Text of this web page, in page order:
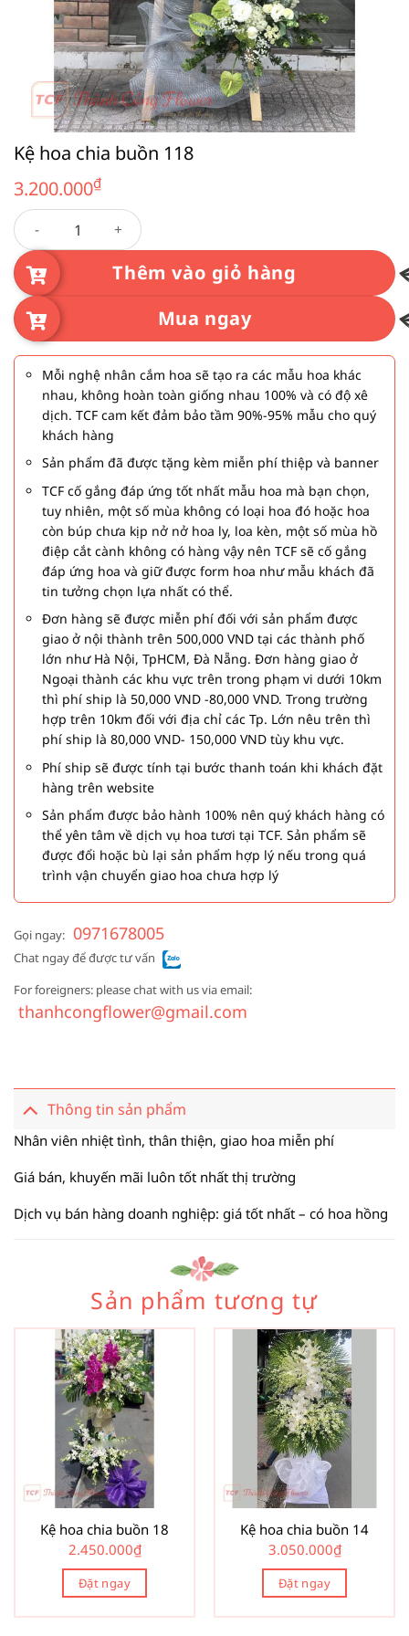
Kệ hoa chia buồn 118
3.200.000₫
Kệ hoa chia buồn 118 số lượng
Thêm vào giỏ hàng
Mua ngay
Mỗi nghệ nhân cắm hoa sẽ tạo ra các mẫu hoa khác
nhau, không hoàn toàn giống nhau 100% và có độ xê
dịch. TCF cam kết đảm bảo tầm 90%-95% mẫu cho quý
khách hàng
Sản phẩm đã được tặng kèm miễn phí thiệp và banner
TCF cố gắng đáp ứng tốt nhất mẫu hoa mà bạn chọn,
tuy nhiên, một số mùa không có loại hoa đó hoặc hoa
còn búp chưa kịp nở nở hoa ly, loa kèn, một số mùa hồ
điệp cắt cành không có hàng vậy nên TCF sẽ cố gắng
đáp ứng hoa và giữ được form hoa như mẫu khách đã
tin tưởng chọn lựa nhất có thể.
Đơn hàng sẽ được miễn phí đối với sản phẩm được
giao ở nội thành trên 500,000 VND tại các thành phố
lớn như Hà Nội, TpHCM, Đà Nẵng. Đơn hàng giao ở
Ngoại thành các khu vực trên trong phạm vi dưới 10km
thì phí ship là 50,000 VND -80,000 VND. Trong trường
hợp trên 10km đối với địa chỉ các Tp. Lớn nêu trên thì
phí ship là 80,000 VND- 150,000 VND tùy khu vực.
Phí ship sẽ được tính tại bước thanh toán khi khách đặt
hàng trên website
Sản phẩm được bảo hành 100% nên quý khách hàng có
thể yên tâm về dịch vụ hoa tươi tại TCF. Sản phẩm sẽ
được đổi hoặc bù lại sản phẩm hợp lý nếu trong quá
trình vận chuyển giao hoa chưa hợp lý
Gọi ngay: 0971678005
Chat ngay để được tư vấn
For foreigners: please chat with us via email:
thanhcongflower@gmail.com
Thông tin sản phẩm
Nhân viên nhiệt tình, thân thiện, giao hoa miễn phí
Giá bán, khuyến mãi luôn tốt nhất thị trường
Dịch vụ bán hàng doanh nghiệp: giá tốt nhất – có hoa hồng
Sản phẩm tương tự
Kệ hoa chia buồn 18
2.450.000₫
Đặt ngay
Kệ hoa chia buồn 14
3.050.000₫
Đặt ngay